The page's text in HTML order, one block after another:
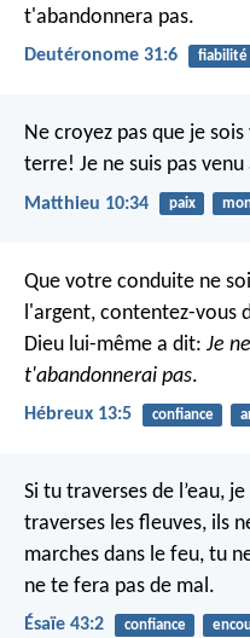
t'abandonnera pas.
Deutéronome 31:6 fiabilité
Ne croyez pas que je
terre! Je ne suis pas
Matthieu 10:34 paix
Que votre conduite ne
l'argent, contentez-vous
Dieu lui-même a dit: Je
t'abandonnerai pas.
Hébreux 13:5 confiance
Si tu traverses de l’eau,
traverses les fleuves, ils
marches dans le feu, tu
ne te fera pas de mal.
Ésaïe 43:2 confiance